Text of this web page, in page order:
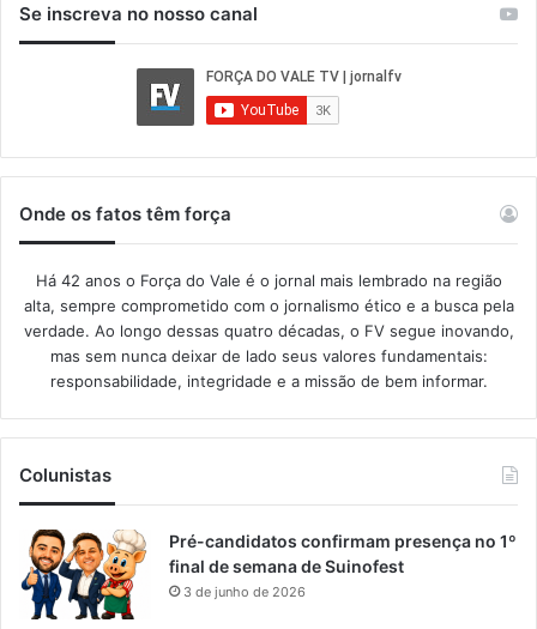
Se inscreva no nosso canal
Onde os fatos têm força
Há 42 anos o Força do Vale é o jornal mais lembrado na região
alta, sempre comprometido com o jornalismo ético e a busca pela
verdade. Ao longo dessas quatro décadas, o FV segue inovando,
mas sem nunca deixar de lado seus valores fundamentais:
responsabilidade, integridade e a missão de bem informar.​
Colunistas
Pré-candidatos confirmam presença no 1º
final de semana de Suinofest
3 de junho de 2026